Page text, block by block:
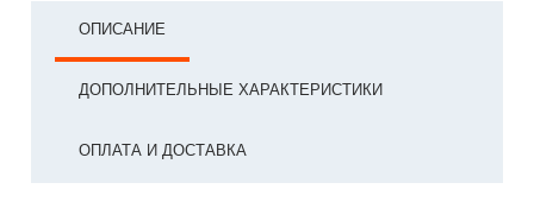
ОПИСАНИЕ
ДОПОЛНИТЕЛЬНЫЕ ХАРАКТЕРИСТИКИ
ОПЛАТА И ДОСТАВКА